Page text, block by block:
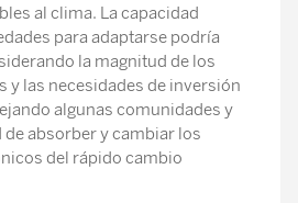
al clima. La capacidad
para adaptarse podría
la magnitud de los
y las necesidades de inversión
algunas comunidades y
absorber y cambiar los
del rápido cambio